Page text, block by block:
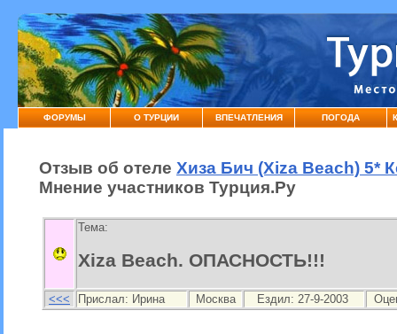
ФОРУМЫ О ТУРЦИИ ВПЕЧАТЛЕНИЯ ПОГОДА
Отзыв об отеле Хиза Бич (Xiza Beach) 5*
Мнение участников Турция.Ру
Тема:
Xiza Beach. ОПАСНОСТЬ!!!
<<< Прислал: Ирина Москва Ездил: 27-9-2003